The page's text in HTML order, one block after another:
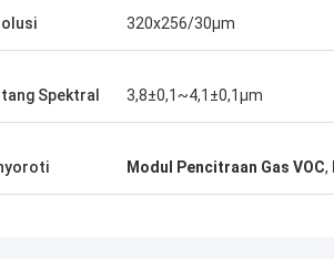
320x256/30μm
Spektral 3,8±0,1~4,1±0,1μm
Modul Pencitraan Gas VOC,